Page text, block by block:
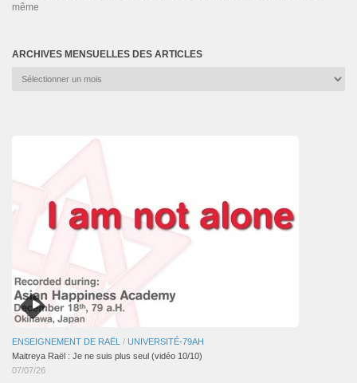
même
ARCHIVES MENSUELLES DES ARTICLES
Archives
ENSEIGNEMENT DE RAËL / UNIVERSITÉ-79AH
Maitreya Raël : Je ne suis plus seul (vidéo 10/10)
07/07/26